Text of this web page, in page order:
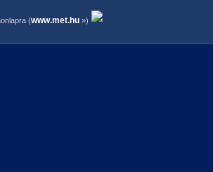
(www.met.hu »)